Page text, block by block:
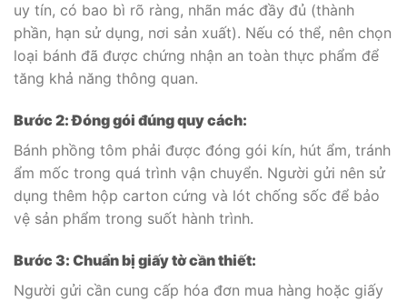
uy tín, có bao bì rõ ràng, nhãn mác đầy đủ (thành
phần, hạn sử dụng, nơi sản xuất). Nếu có thể, nên chọn
loại bánh đã được chứng nhận an toàn thực phẩm để
tăng khả năng thông quan.
Bước 2: Đóng gói đúng quy cách:
Bánh phồng tôm phải được đóng gói kín, hút ẩm, tránh
ẩm mốc trong quá trình vận chuyển. Người gửi nên sử
dụng thêm hộp carton cứng và lót chống sốc để bảo
vệ sản phẩm trong suốt hành trình.
Bước 3: Chuẩn bị giấy tờ cần thiết:
Người gửi cần cung cấp hóa đơn mua hàng hoặc giấy